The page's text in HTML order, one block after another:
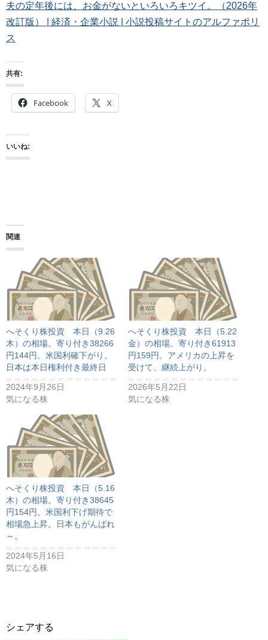
夫の定年後には、お金がないといろいろキツイ。（2026年
改訂版） | 経済・企業小説 | 小説投稿サイトのアルファポリ
ス
共有:
Facebook X
いいね:
関連
へそくり株投資 本日（9.26
木）の相場。寄り付き38266
円144円。米国利確下がり。
日本は本日権利付き最終日
2024年9月26日
気になる株
へそくり株投資 本日（5.22
金）の相場。寄り付き61913
円159円。アメリカの上昇を
受けて、継続上がり。
2026年5月22日
気になる株
へそくり株投資 本日（5.16
木）の相場。寄り付き38645
円154円。米国利下げ期待で
相場急上昇。日本もがんばれ
～。
2024年5月16日
気になる株
シェアする